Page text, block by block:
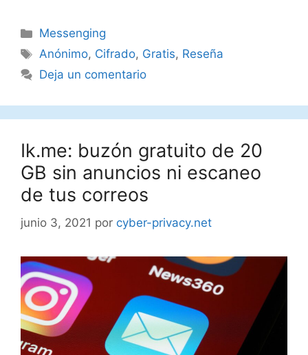
Categorías
Messenging
Etiquetas
Anónimo, Cifrado, Gratis, Reseña
Deja un comentario
Ik.me: buzón gratuito de 20
GB sin anuncios ni escaneo
de tus correos
junio 3, 2021 por cyber-privacy.net